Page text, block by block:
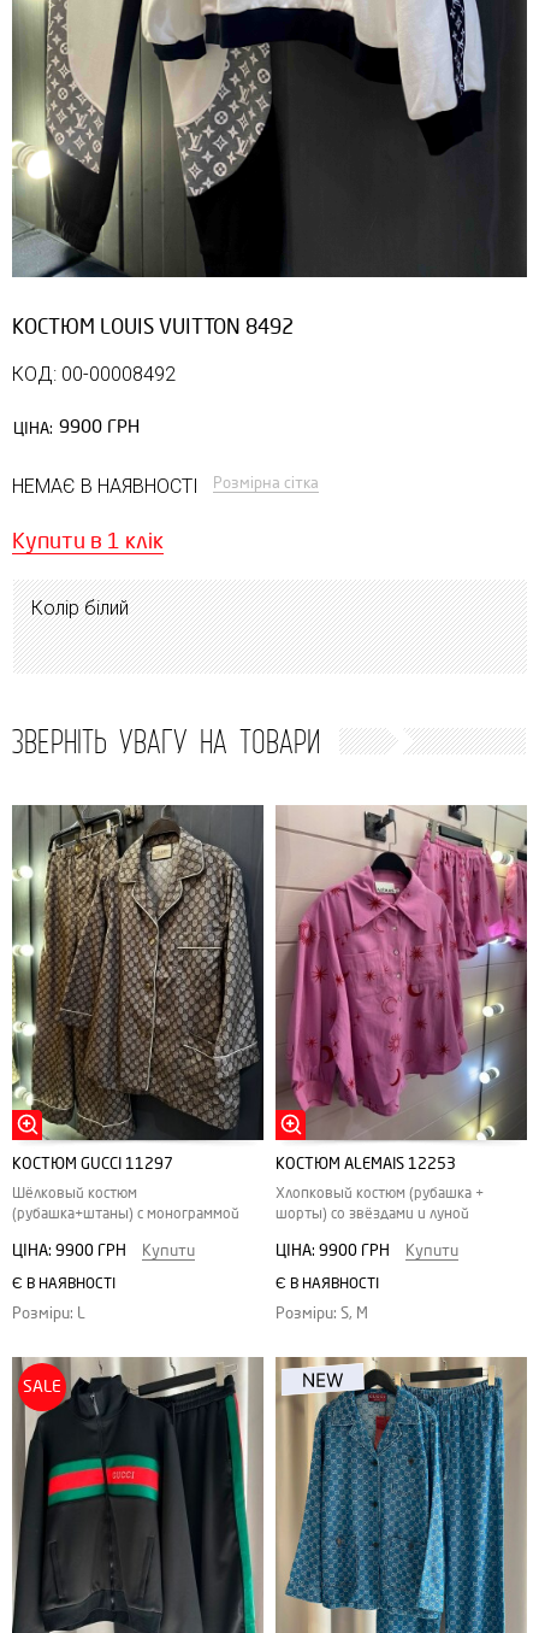
КОСТЮМ LOUIS VUITTON 8492
КОД: 00-00008492
ЦІНА: 9900 ГРН
НЕМАЄ В НАЯВНОСТІ Розмірна сітка
Купити в 1 клік
Колір білий
ЗВЕРНІТЬ УВАГУ НА ТОВАРИ
КОСТЮМ GUCCI 11297
Шёлковый костюм
(рубашка+штаны) с монограммой
ЦІНА: 9900 ГРН Купити
Є В НАЯВНОСТІ
Розміри: L
КОСТЮМ ALEMAIS 12253
Хлопковый костюм (рубашка +
шорты) со звёздами и луной
ЦІНА: 9900 ГРН Купити
Є В НАЯВНОСТІ
Розміри: S, M
SALE